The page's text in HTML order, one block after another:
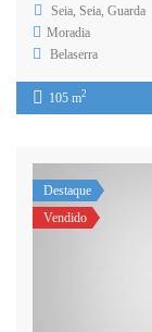
Seia, Seia, Guarda
Moradia
Belaserra
105 m2
Destaque
Vendido